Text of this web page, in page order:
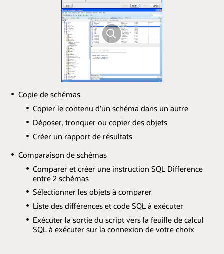
Copie de schémas
Copier le contenu d’un schéma dans un autre
Déposer, tronquer ou copier des objets
Créer un rapport de résultats
Comparaison de schémas
Comparer et créer une instruction SQL Difference
entre 2 schémas
Sélectionner les objets à comparer
Liste des différences et code SQL à exécuter
Exécuter la sortie du script vers la feuille de calcul
SQL à exécuter sur la connexion de votre choix